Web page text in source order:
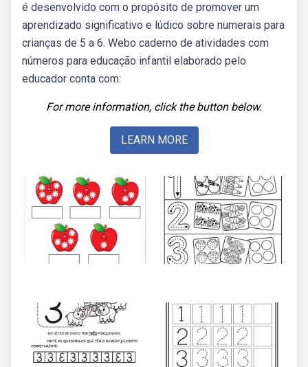
é desenvolvido com o propósito de promover um
aprendizado significativo e lúdico sobre numerais para
crianças de 5 a 6. Webo caderno de atividades com
números para educação infantil elaborado pelo
educador conta com:
For more information, click the button below.
LEARN MORE